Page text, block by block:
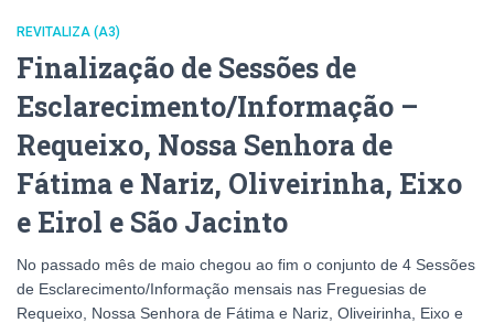
REVITALIZA (A3)
Finalização de Sessões de
Esclarecimento/Informação –
Requeixo, Nossa Senhora de
Fátima e Nariz, Oliveirinha, Eixo
e Eirol e São Jacinto
No passado mês de maio chegou ao fim o conjunto de 4 Sessões
de Esclarecimento/Informação mensais nas Freguesias de
Requeixo, Nossa Senhora de Fátima e Nariz, Oliveirinha, Eixo e